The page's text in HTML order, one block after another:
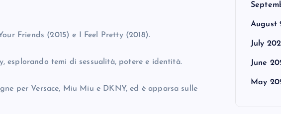
Friends (2015) e I Feel Pretty (2018).
esplorando temi di sessualità, potere e identità.
per Versace, Miu Miu e DKNY, ed è apparsa sulle
August
July
June
May